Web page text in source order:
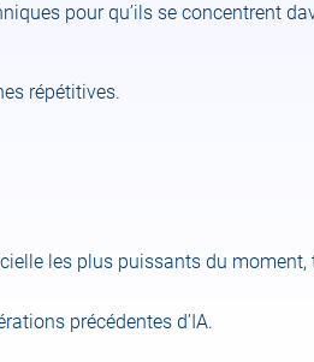
pour qu’ils se concentrent
répétitives.
les plus puissants du moment,
précédentes d’IA.